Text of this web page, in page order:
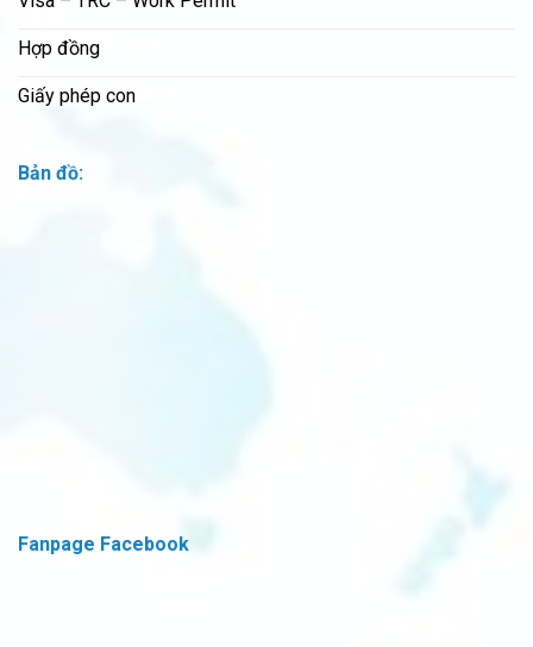
Hợp đồng
Giấy phép con
Bản đồ:
Fanpage Facebook